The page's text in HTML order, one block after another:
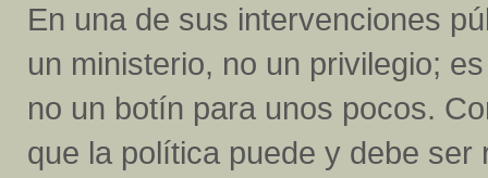
En una de sus intervenciones
un ministerio, no un privilegio;
no un botín para unos pocos.
que la política puede y debe